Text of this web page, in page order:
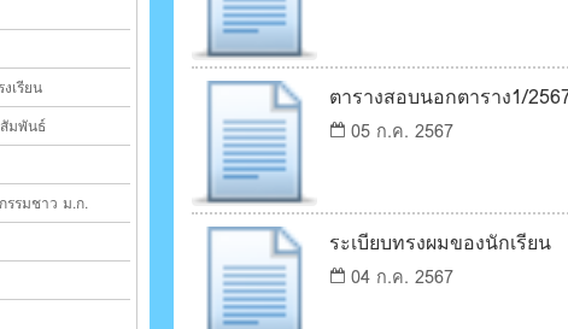
ตารางสอบนอกตาราง1/
05 ก.ค. 2567
ระเบียบทรงผมของนักเรียน
04 ก.ค. 2567
เรียน
มพันธ์
รรมชาว ม.ก.